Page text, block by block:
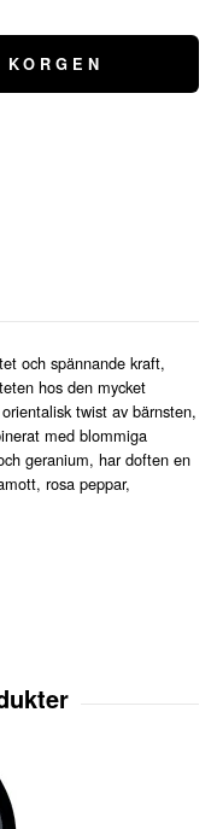
och spännande kraft,
hos den mycket
twist av bärnsten,
med blommiga
geranium, har doften en
rosa peppar,